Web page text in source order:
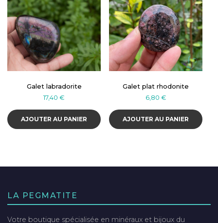
Galet labradorite
17,40€
AJOUTER AU PANIER
Galet plat rhodonite
6,80 €
AJOUTER AU PANIER
LA PEGMATITE
Votre boutique spécialisée en minéraux et bijoux du